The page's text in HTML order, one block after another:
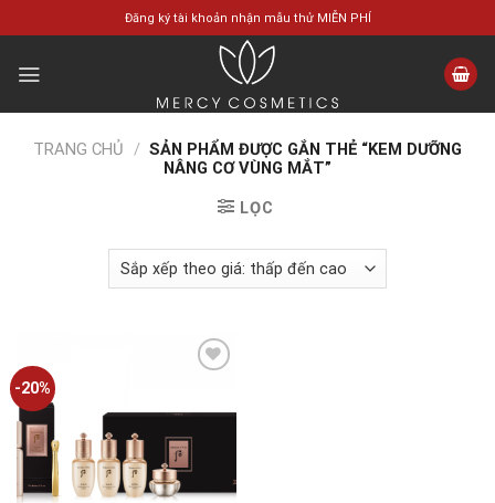
to
Đăng ký tài khoản nhận mẫu thử MIỄN PHÍ
TRANG CHỦ / SẢN PHẨM ĐƯỢC GẮN THẺ “KEM DƯỠNG
NÂNG CƠ VÙNG MẮT”
LỌC
-20%
wishlist